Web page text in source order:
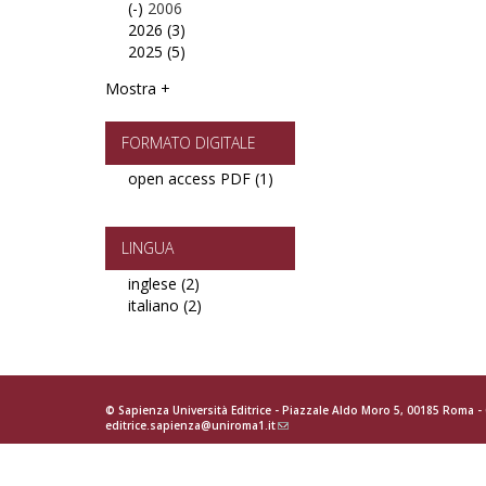
filter
2015
filter
(-) Remove
2006
filter
2006
2026 (3)
2025 (5)
Mostra +
FORMATO DIGITALE
open access PDF (1)
access
filter
LINGUA
inglese (2)
inglese
italiano (2)
© Sapienza Università Editrice - Piazzale Aldo Moro 5, 00185 Roma -
editrice.sapienza@uniroma1.it(link
sends